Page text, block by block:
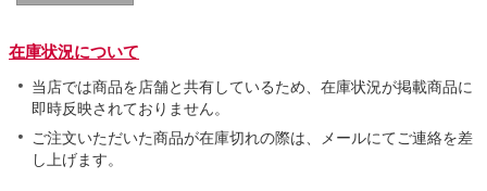
在庫状況について
当店では商品を店舗と共有しているため、在庫状況が掲載商品に
即時反映されておりません。
ご注文いただいた商品が在庫切れの際は、メールにてご連絡を差
し上げます。